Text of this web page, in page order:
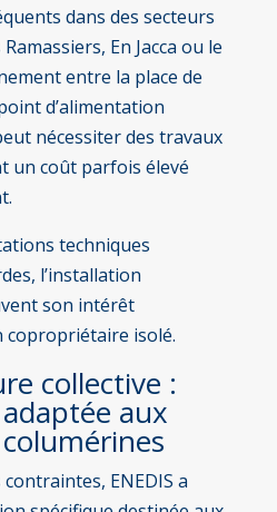
dans des secteurs
En Jacca ou le
entre la place de
d’alimentation
nécessiter des travaux
un coût parfois élevé
techniques
l’installation
son intérêt
copropriétaire isolé.
collective :
aux
ENEDIS a